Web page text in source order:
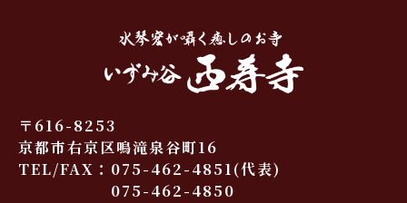
〒616-8253
京都市右京区鳴滝泉谷町16
TEL/FAX： 075-462-4851(代表)
075-462-4850